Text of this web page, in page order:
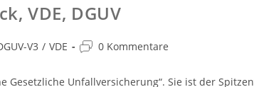
VDE, DGUV
V3 / VDE 0 Kommentare
Gesetzliche Unfallversicherung“. Sie ist der